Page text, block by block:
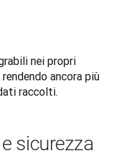
nei propri
ancora più
raccolti.
sicurezza